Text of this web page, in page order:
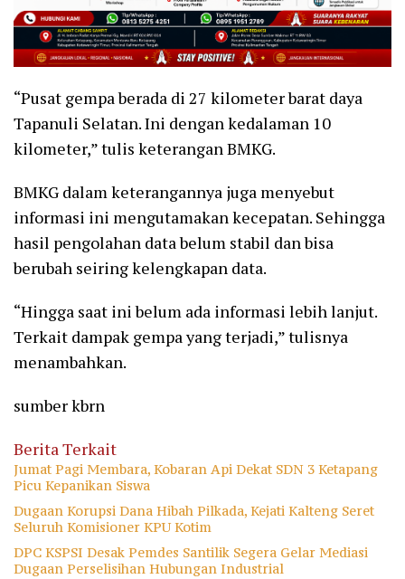
“Pusat gempa berada di 27 kilometer barat daya
Tapanuli Selatan. Ini dengan kedalaman 10
kilometer,” tulis keterangan BMKG.
BMKG dalam keterangannya juga menyebut
informasi ini mengutamakan kecepatan. Sehingga
hasil pengolahan data belum stabil dan bisa
berubah seiring kelengkapan data.
“Hingga saat ini belum ada informasi lebih lanjut.
Terkait dampak gempa yang terjadi,” tulisnya
menambahkan.
sumber kbrn
Berita Terkait
Jumat Pagi Membara, Kobaran Api Dekat SDN 3 Ketapang
Picu Kepanikan Siswa
Dugaan Korupsi Dana Hibah Pilkada, Kejati Kalteng Seret
Seluruh Komisioner KPU Kotim
DPC KSPSI Desak Pemdes Santilik Segera Gelar Mediasi
Dugaan Perselisihan Hubungan Industrial